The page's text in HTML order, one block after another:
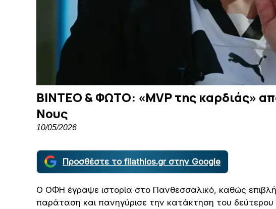
ΒΙΝΤΕΟ & ΦΩΤΟ: «MVP της καρδιάς»
Νους
10/05/2026
Προσθέστε το filathlos.gr στην Google
Ο ΟΦΗ έγραψε ιστορία στο Πανθεσσαλικό, καθώς
παράταση και πανηγύρισε την κατάκτηση του